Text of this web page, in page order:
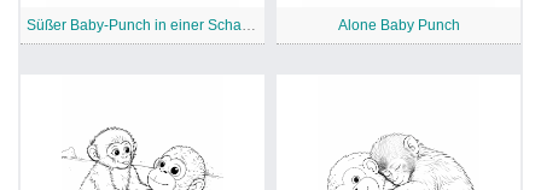
Süßer Baby-Punch in einer Schachtel Alone Baby Punch